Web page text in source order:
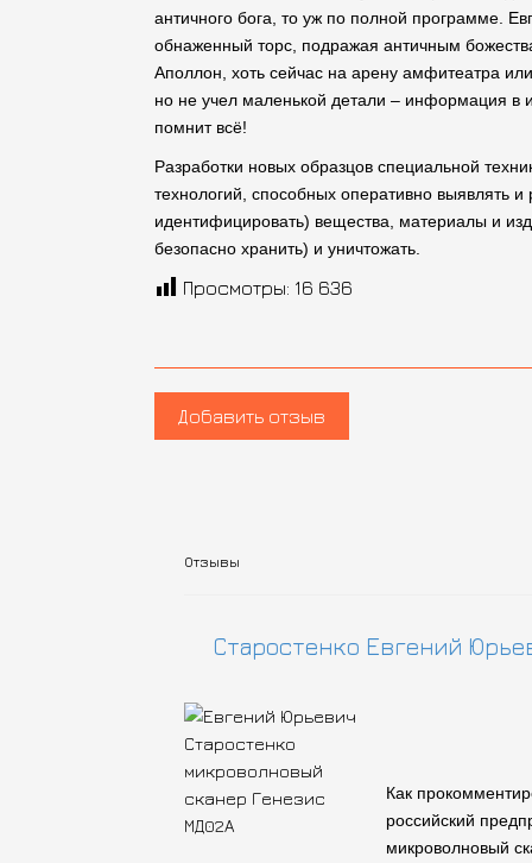
Разработки новых образцов специальной
технологий, способных оперативно выявлять
идентифицировать) вещества, материалы и
безопасно хранить) и уничтожать.
Просмотры: 16 636
Добавить отзыв
Отзывы
Старостенко Евгений
Как
российский
микроволновый